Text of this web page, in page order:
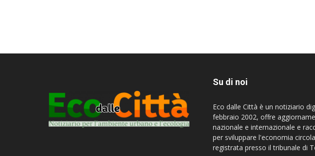
Su di noi
Eco dalle Città è un notiziario
febbraio 2002, offre
nazionale e internazionale e
per sviluppare l'economia
registrata presso il tribunale di